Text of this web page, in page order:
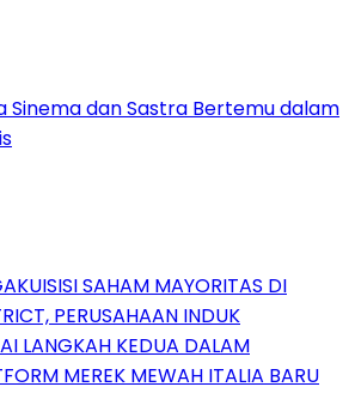
Sinema dan Sastra Bertemu dalam
SAHAM MAYORITAS DI
PERUSAHAAN INDUK
LANGKAH KEDUA DALAM
MEREK MEWAH ITALIA BARU